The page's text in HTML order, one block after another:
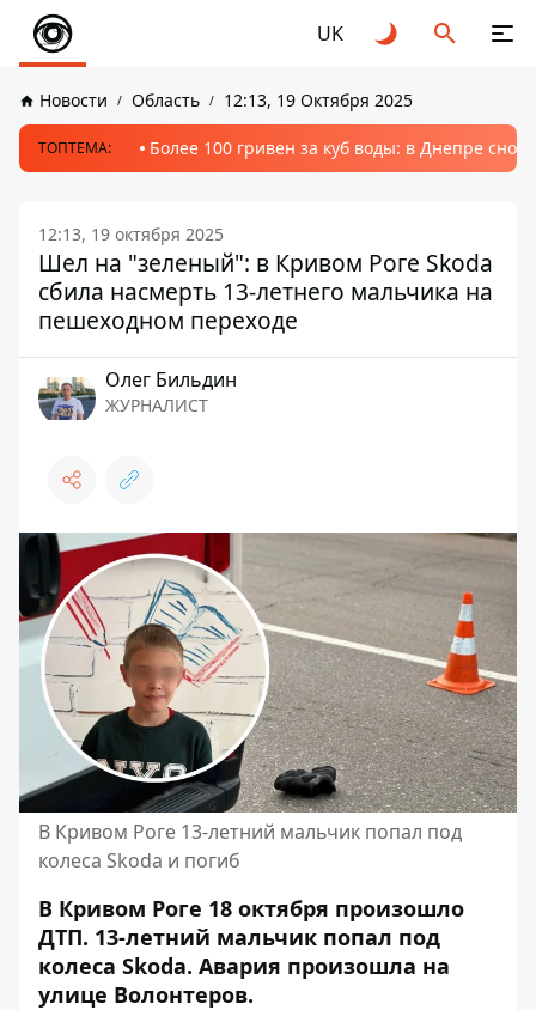
UK
Новости Область 12:13, 19 Октября 2025
ТОПТЕМА: Более 100 гривен за куб воды: в Днепре
12:13, 19 октября 2025
Шел на "зеленый": в Кривом Роге Skoda
сбила насмерть 13-летнего мальчика на
пешеходном переходе
Олег Бильдин
ЖУРНАЛИСТ
В Кривом Роге 13-летний мальчик попал под
колеса Skoda и погиб
В Кривом Роге 18 октября произошло
ДТП. 13-летний мальчик попал под
колеса Skoda. Авария произошла на
улице Волонтеров.